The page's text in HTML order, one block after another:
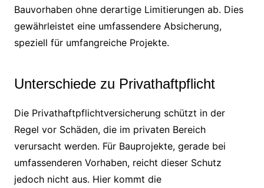
Bauvorhaben ohne derartige Limitierungen ab. Dies
gewährleistet eine umfassendere Absicherung,
speziell für umfangreiche Projekte.
Unterschiede zu Privathaftpflicht
Die Privathaftpflichtversicherung schützt in der
Regel vor Schäden, die im privaten Bereich
verursacht werden. Für Bauprojekte, gerade bei
umfassenderen Vorhaben, reicht dieser Schutz
jedoch nicht aus. Hier kommt die